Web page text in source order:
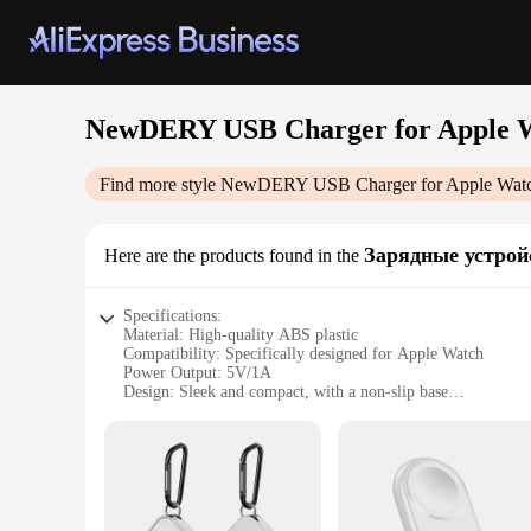
NewDERY USB Charger for Apple
Find more style NewDERY USB Charger for Apple
Here are the products found in the Зарядные
Specifications:
Material: High-quality ABS plastic
Compatibility: Specifically designed for Apple Watch
Power Output: 5V/1A
Design: Sleek and compact, with a non-slip base
Features:
**Effortless Charging for Your Apple Watch**
The NewDERY USB Charger for Apple Watch is an
statement of style and practicality. Crafted from durable